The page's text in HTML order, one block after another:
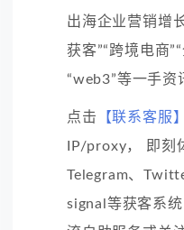
出海企业营销增
获客”“跨境电商
“web3”等一手资
点击 【联系客服】
IP/proxy， 即刻
Telegram、
signal等获客系